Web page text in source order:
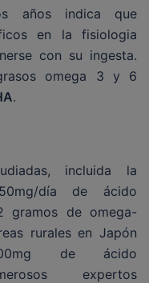
años indica que
en la fisiologia
con su ingesta.
omega 3 y 6
.
incluida la
día de ácido
gramos de omega-
rurales en Japón
de ácido
expertos